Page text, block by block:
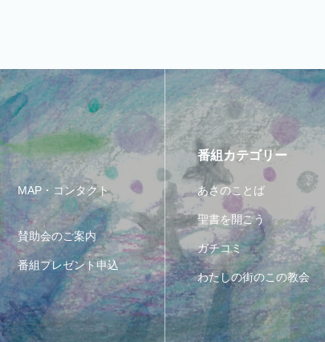
MAP・コンタクト
賛助会のご案内
番組プレゼント申込
番組カテゴリー
あさのことば
聖書を開こう
ガチコミ
わたしの街のこの教会